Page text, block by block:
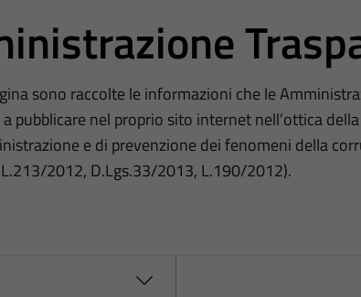
sono raccolte le informazioni che le
pubblicare nel proprio sito internet nell’ottica
e di prevenzione dei fenomeni della
2012, D.Lgs.33/2013, L.190/2012).